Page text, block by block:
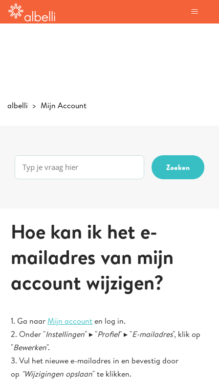
albelli Mijn Account
Hoe kan ik het e-
mailadres van mijn
account wijzigen?
1. Ga naar Mijn accounten log in.
2. Onder "Instellingen" ▸ "Profiel" ▸ "E-mailadres", klik op
"Bewerken".
3. Vul het nieuwe e-mailadres in en bevestig door
op "Wijzigingen opslaan" te klikken.